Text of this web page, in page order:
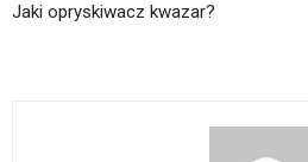
Jaki opryskiwacz kwazar?